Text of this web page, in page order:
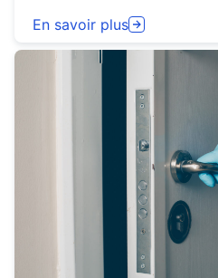
En savoir plus